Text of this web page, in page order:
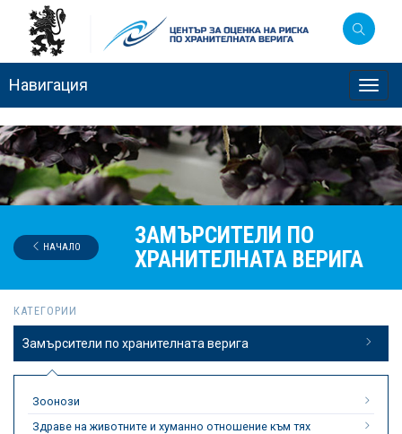
Навигация
ЗАМЪРСИТЕЛИ ПО
ХРАНИТЕЛНАТА ВЕРИГА
НАЧАЛО
КАТЕГОРИИ
Замърсители по хранителната верига
Зоонози
Здраве на животните и хуманно отношение към тях